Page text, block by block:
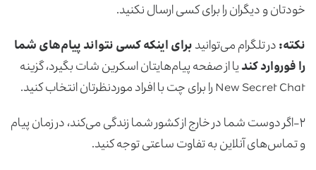
خودتان و دیگران را برای کسی ارسال نکنید.
نکته:در تلگرام می‌توانیدبرای اینکه کسی نتواند پیام‌های شما
را فوروارد کندیا از صفحه پیام‌هایتان اسکرین شات بگیرد، گزینه
New Secret Chat را برای چت با افراد موردنظرتان انتخاب کنید.
۲-اگر دوست شما در خارج از کشور شما زندگی می‌کند، در زمان پیام
و تماس‌های آنلاین به تفاوت ساعتی توجه کنید.